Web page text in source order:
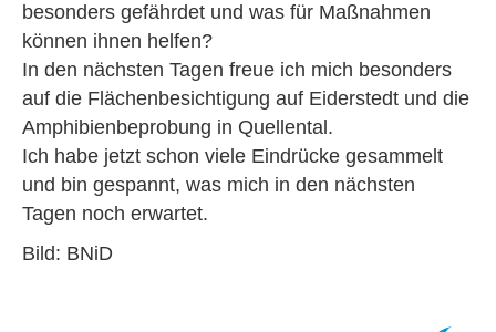
besonders gefährdet und was für Maßnahmen
können ihnen helfen?
In den nächsten Tagen freue ich mich besonders
auf die Flächenbesichtigung auf Eiderstedt und die
Amphibienbeprobung in Quellental.
Ich habe jetzt schon viele Eindrücke gesammelt
und bin gespannt, was mich in den nächsten
Tagen noch erwartet.
Bild: BNiD